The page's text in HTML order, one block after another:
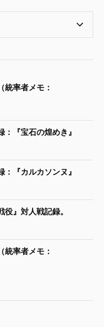
統率者メモ：
『宝石の煌めき』
『カルカソンヌ』
』対人戦記録。
統率者メモ：